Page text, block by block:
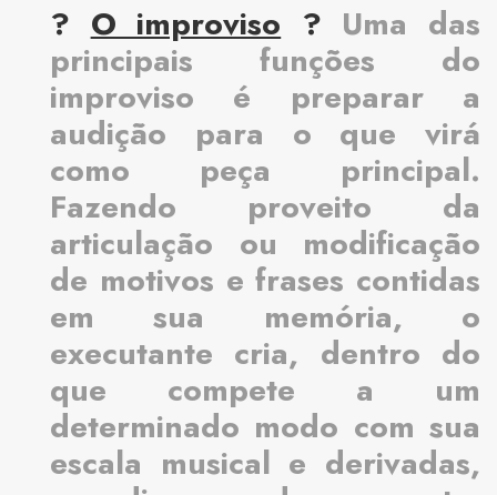
?O improviso ? Uma das
principais funções do
improviso é preparar a
audição para o que virá
como peça principal.
Fazendo proveito da
articulação ou modificação
de motivos e frases contidas
em sua memória, o
executante cria, dentro do
que compete a um
determinado modo com sua
escala musical e derivadas,